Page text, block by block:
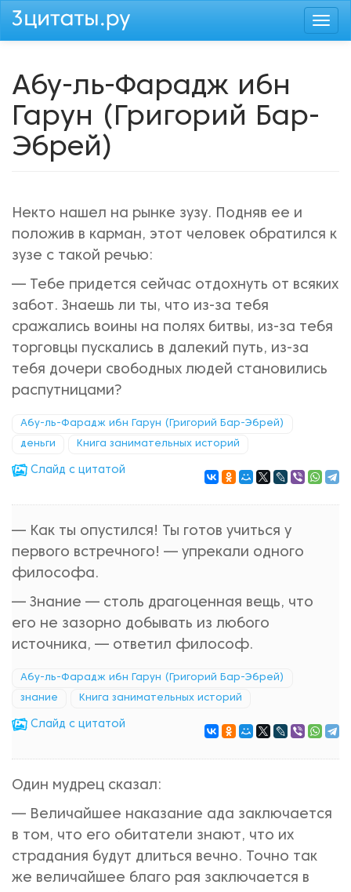
Перейти
Абу-ль-Фарадж ибн
Гарун (Григорий Бар-
Эбрей)
Некто нашел на рынке зузу. Подняв ее и
положив в карман, этот человек обратился к
зузе с такой речью:
— Тебе придется сейчас отдохнуть от всяких
забот. Знаешь ли ты, что из-за тебя
сражались воины на полях битвы, из-за тебя
торговцы пускались в далекий путь, из-за
тебя дочери свободных людей становились
распутницами?
Абу-ль-Фарадж ибн Гарун (Григорий Бар-Эбрей)
деньги Книга занимательных историй
Cлайд с цитатой
— Как ты опустился! Ты готов учиться у
первого встречного! — упрекали одного
философа.
— Знание — столь драгоценная вещь, что
его не зазорно добывать из любого
источника, — ответил философ.
Абу-ль-Фарадж ибн Гарун (Григорий Бар-Эбрей)
знание Книга занимательных историй
Cлайд с цитатой
Один мудрец сказал:
— Величайшее наказание ада заключается
в том, что его обитатели знают, что их
страдания будут длиться вечно. Точно так
же величайшее благо рая заключается в